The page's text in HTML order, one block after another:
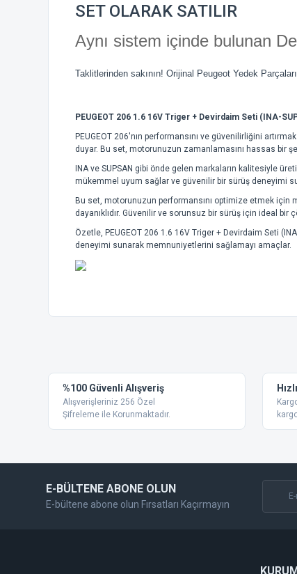
SET OLARAK SATILIR
Aynı sistem içinde bulunan
Taklitlerinden sakının! Orijinal Peugeot Yedek
PEUGEOT 206 1.6 16V Triger + Devirdaim Seti (INA-
PEUGEOT 206'nın performansını ve güvenilirliğini
duyar. Bu set, motorunuzun zamanlamasını hassas bir
INA ve SUPSAN gibi önde gelen markaların kalitesiyle
mükemmel uyum sağlar ve güvenilir bir sürüş deneyimi
Bu set, motorunuzun performansını optimize etmek için
dayanıklıdır. Güvenilir ve sorunsuz bir sürüş için ideal bir
Özetle, PEUGEOT 206 1.6 16V Triger + Devirdaim Seti
deneyimi sunarak memnuniyetlerini sağlamayı amaçlar.
Ürün resmi kalitesiz, bozuk veya görüntülenemiyor.
Ürün açıklamasında eksik bilgiler bulunuyor.
Ürün bilgilerinde hatalar bulunuyor.
Ürün fiyatı diğer sitelerden daha pahalı.
%100 Güvenli Alışveriş
Alışverişleriniz 256 Özel
Şifreleme ile Korunmaktadır.
E-BÜLTENE ABONE OLUN
E-bültene abone olun Fırsatları Kaçırmayın